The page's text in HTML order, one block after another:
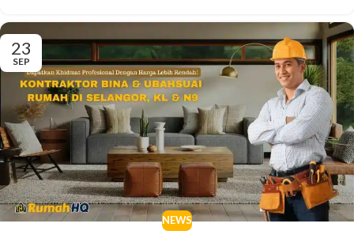
23
SEP
NEWS